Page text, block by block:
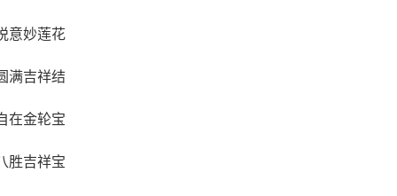
意妙莲花
满吉祥结
在金轮宝
胜吉祥宝